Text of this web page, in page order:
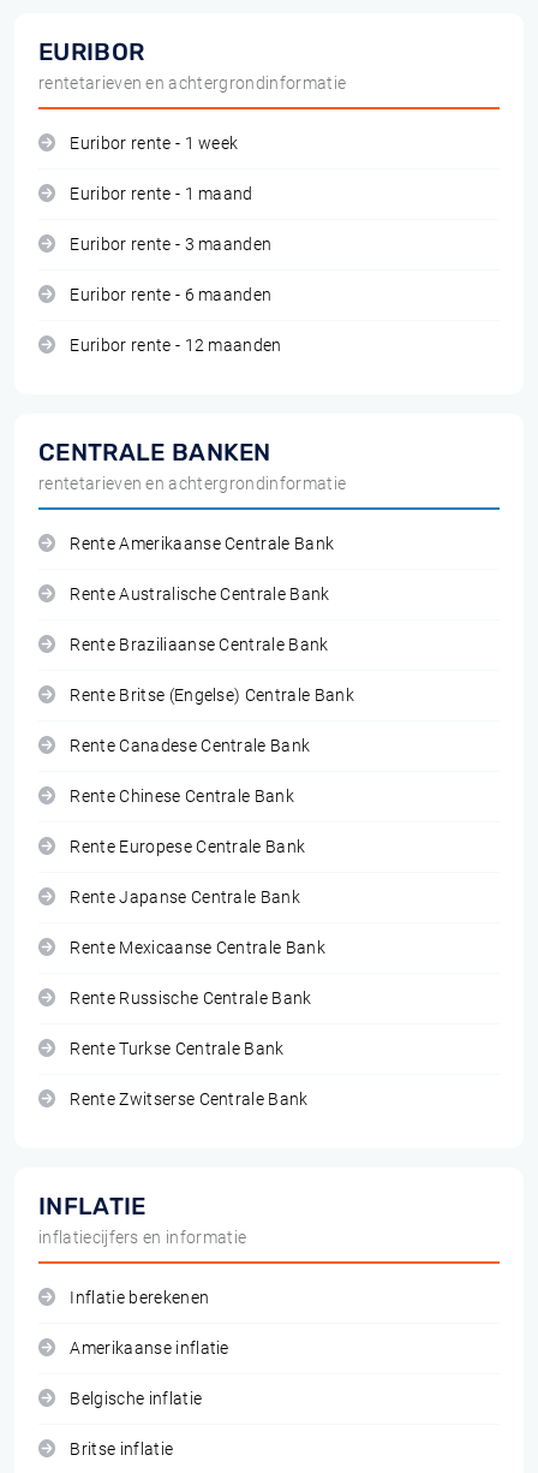
EURIBOR
rentetarieven en achtergrondinformatie
Euribor rente - 1 week
Euribor rente - 1 maand
Euribor rente - 3 maanden
Euribor rente - 6 maanden
Euribor rente - 12 maanden
CENTRALE BANKEN
rentetarieven en achtergrondinformatie
Rente Amerikaanse Centrale Bank
Rente Australische Centrale Bank
Rente Braziliaanse Centrale Bank
Rente Britse (Engelse) Centrale Bank
Rente Canadese Centrale Bank
Rente Chinese Centrale Bank
Rente Europese Centrale Bank
Rente Japanse Centrale Bank
Rente Mexicaanse Centrale Bank
Rente Russische Centrale Bank
Rente Turkse Centrale Bank
Rente Zwitserse Centrale Bank
INFLATIE
inflatiecijfers en informatie
Inflatie berekenen
Amerikaanse inflatie
Belgische inflatie
Britse inflatie